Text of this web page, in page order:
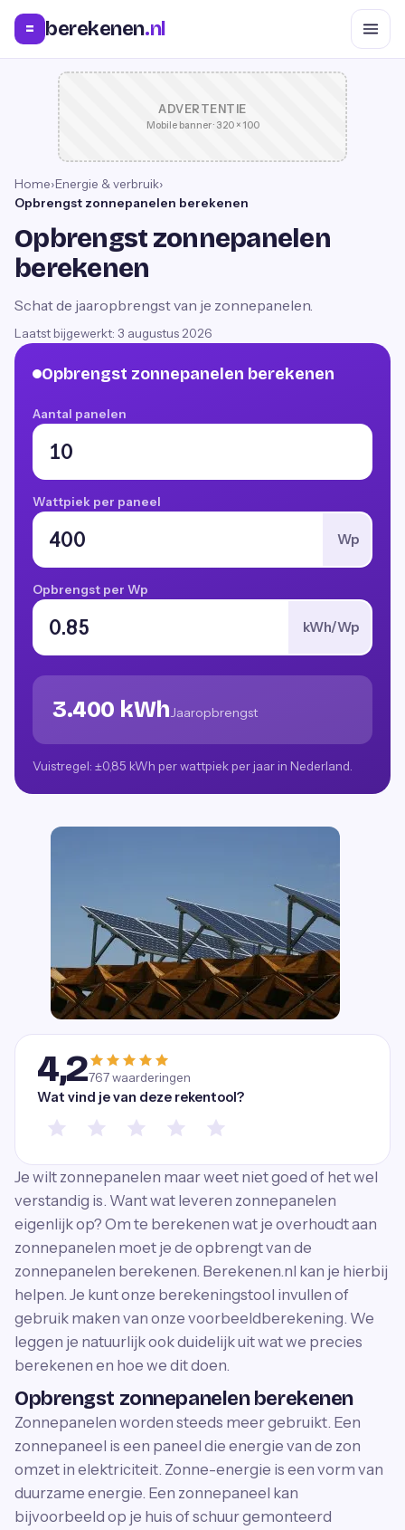
= berekenen.nl
ADVERTENTIE
Mobile banner · 320 × 100
Home›Energie & verbruik›
Opbrengst zonnepanelen berekenen
Opbrengst zonnepanelen
berekenen
Schat de jaaropbrengst van je zonnepanelen.
Laatst bijgewerkt: 3 augustus 2026
Opbrengst zonnepanelen berekenen
Aantal panelen
Wattpiek per paneel
Wp
Opbrengst per Wp
kWh/Wp
3.400 kWhJaaropbrengst
Vuistregel: ±0,85 kWh per wattpiek per jaar in Nederland.
4,2767waarderingen
Wat vind je van deze rekentool?
Je wilt zonnepanelen maar weet niet goed of het wel
verstandig is. Want wat leveren zonnepanelen
eigenlijk op? Om te berekenen wat je overhoudt aan
zonnepanelen moet je de opbrengt van de
zonnepanelen berekenen. Berekenen.nl kan je hierbij
helpen. Je kunt onze berekeningstool invullen of
gebruik maken van onze voorbeeldberekening. We
leggen je natuurlijk ook duidelijk uit wat we precies
berekenen en hoe we dit doen.
Opbrengst zonnepanelen berekenen
Zonnepanelen worden steeds meer gebruikt. Een
zonnepaneel is een paneel die energie van de zon
omzet in elektriciteit. Zonne-energie is een vorm van
duurzame energie. Een zonnepaneel kan
bijvoorbeeld op je huis of schuur gemonteerd